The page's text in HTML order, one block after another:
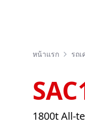
หน้าแรก รถ
1800t All-